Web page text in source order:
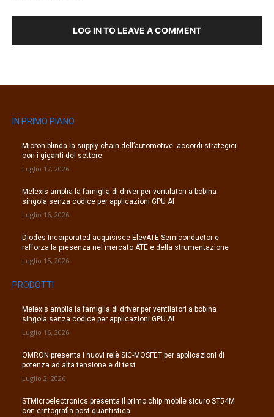
LOG IN TO LEAVE A COMMENT
IN PRIMO PIANO
Micron blinda la supply chain dell’automotive: accordi strategici
con i giganti del settore
Luglio 17, 2026
Melexis amplia la famiglia di driver per ventilatori a bobina
singola senza codice per applicazioni GPU AI
Luglio 16, 2026
Diodes Incorporated acquisisce ElevATE Semiconductor e
rafforza la presenza nel mercato ATE e della strumentazione
Luglio 15, 2026
PRODOTTI
Melexis amplia la famiglia di driver per ventilatori a bobina
singola senza codice per applicazioni GPU AI
Luglio 16, 2026
OMRON presenta i nuovi relè SiC-MOSFET per applicazioni di
potenza ad alta tensione e di test
Luglio 2, 2026
STMicroelectronics presenta il primo chip mobile sicuro ST54M
con crittografia post-quantistica